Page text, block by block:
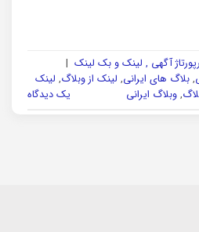
آگهی , لینک و بک لینک |
, بلاگ های ایرانی, لینک از وبلاگ, لینک
, وبلاگ ایرانی یک دیدگاه